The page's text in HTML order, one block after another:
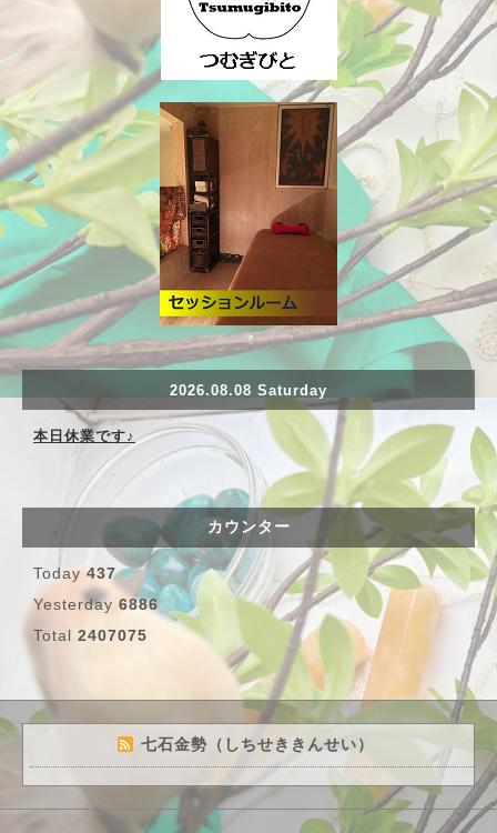
2026.08.08 Saturday
本日休業です♪
カウンター
Today 437
Yesterday 6886
Total 2407075
七石金勢（しちせききんせい）